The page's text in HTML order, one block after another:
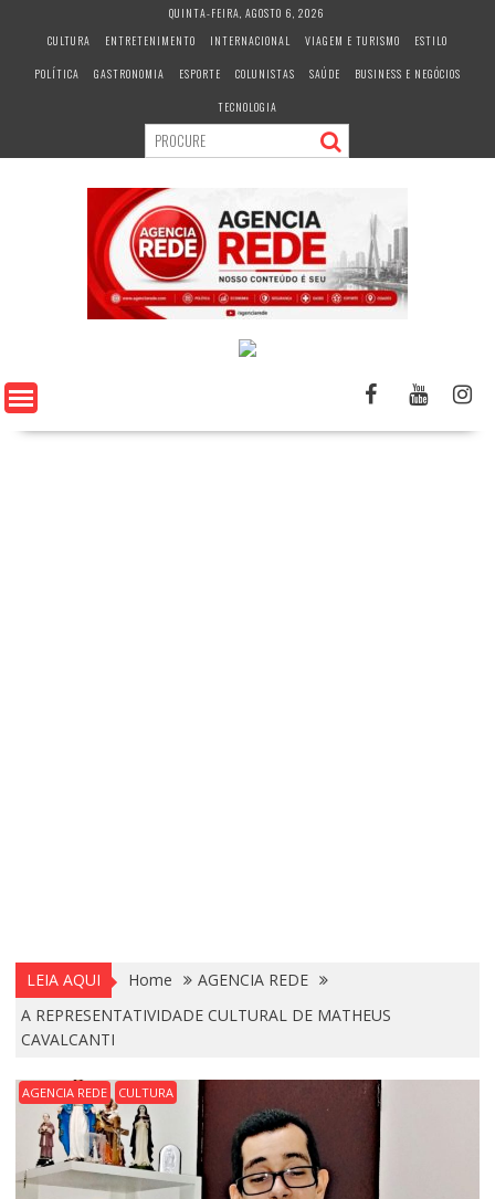
c
QUINTA-FEIRA, AGOSTO 6, 2026
CULTURA
ENTRETENIMENTO INTERNACIONAL VIAGEM E TURISMO
ESTILO
POLÍTICA
GASTRONOMIA ESPORTE COLUNISTAS SAÚDE
BUSINESS E NEGÓCIOS
TECNOLOGIA
LEIA AQUI Home
AGENCIA REDE
A REPRESENTATIVIDADE CULTURAL DE MATHEUS
CAVALCANTI
AGENCIA REDE CULTURA